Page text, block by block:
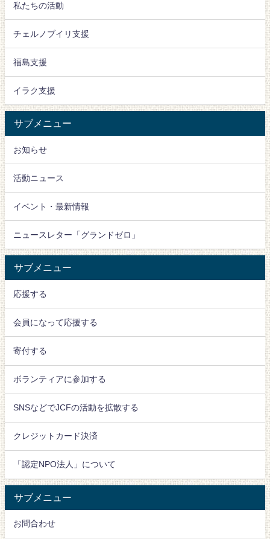
私たちの活動
チェルノブイリ支援
福島支援
イラク支援
サブメニュー
お知らせ
活動ニュース
イベント・最新情報
ニュースレター「グランドゼロ」
サブメニュー
応援する
会員になって応援する
寄付する
ボランティアに参加する
SNSなどでJCFの活動を拡散する
クレジットカード決済
「認定NPO法人」について
サブメニュー
お問合わせ